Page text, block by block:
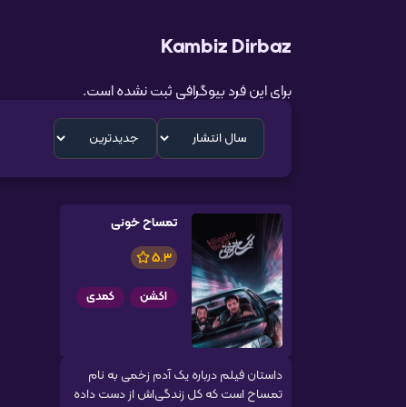
Kambiz Dirbaz
برای این فرد بیوگرافی ثبت نشده است.
تمساح خونی
5.3
اکشن کمدی
داستان فیلم درباره یک آدم زخمی به نام
تمساح است که کل زندگی‌اش از دست داده